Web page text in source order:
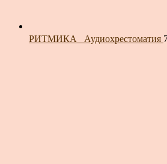
РИТМИКА_ Аудиохрестоматия